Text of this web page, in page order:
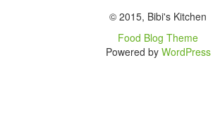
© 2015, Bibi's Kitchen
Food Blog Theme
Powered by WordPress